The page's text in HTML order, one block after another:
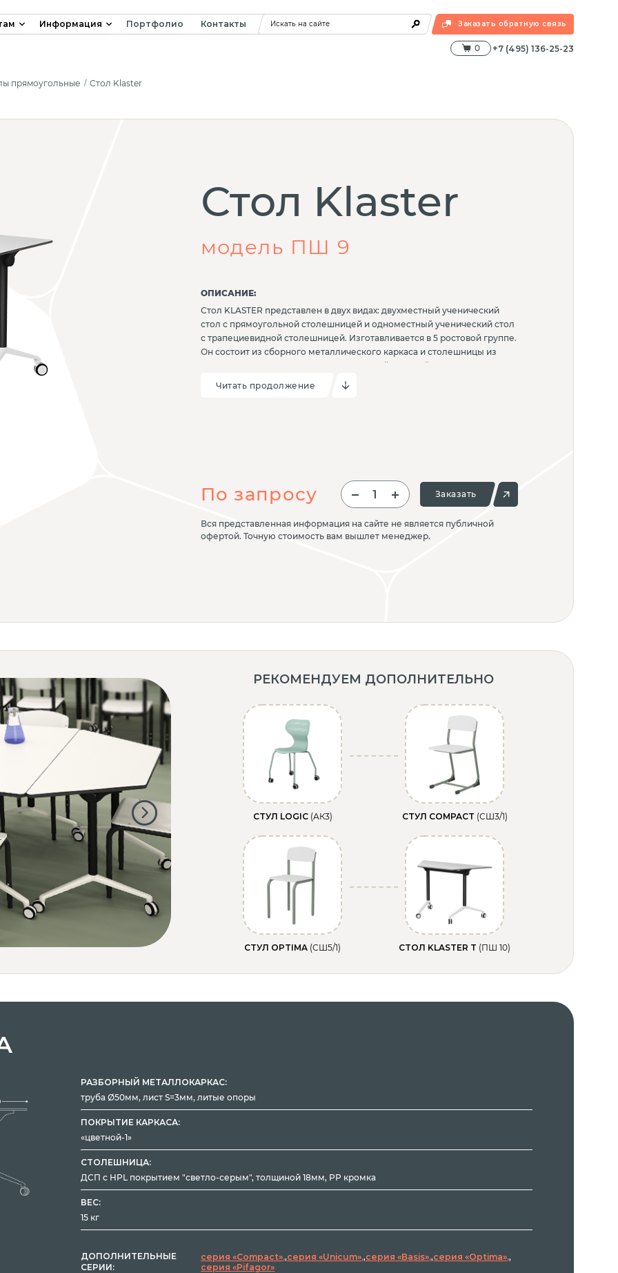
Информация Портфолио Контакты Искать на сайте Заказать обратную связь
+7 (495) 136-25-23
0
прямоугольные Стол Klaster
Стол Klaster
модель ПШ 9
ОПИСАНИЕ:
Стол KLASTER представлен в двух видах: двухместный ученический
стол с прямоугольной столешницей и одноместный ученический стол
с трапециевидной столешницей. Изготавливается в 5 ростовой группе.
Он состоит из сборного металлического каркаса и столешницы из
ДСП с пластиковым покрытием и прочной кромкой из ПВХ.
Столешница оборудована пластиковыми зацепами для удобной
фиксации столов друг к другу. Стол также оснащен механизмом,
Читать продолжение
По запросу Заказать
Вся представленная информация на сайте не является публичной
офертой. Точную стоимость вам вышлет менеджер.
РЕКОМЕНДУЕМ ДОПОЛНИТЕЛЬНО
СТУЛ LOGIC (АК3) СТУЛ COMPACT (СШ3/1)
СТУЛ OPTIMA (СШ5/1) СТОЛ KLASTER T (ПШ 10)
РАЗБОРНЫЙ МЕТАЛЛОКАРКАС:
труба Ø50мм, лист S=3мм, литые опоры
ПОКРЫТИЕ КАРКАСА:
«цветной-1»
СТОЛЕШНИЦА:
ДСП с HPL покрытием "светло-серым", толщиной 18мм, РР кромка
ВЕС:
15 кг
ДОПОЛНИТЕЛЬНЫЕ
СЕРИИ:
серия «Compact» ,серия «Unicum» ,серия «Basis» ,серия «Optima» ,
серия «Pifagor»